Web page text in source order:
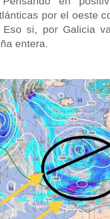
por el oeste
Eso si, por Galicia
entera.